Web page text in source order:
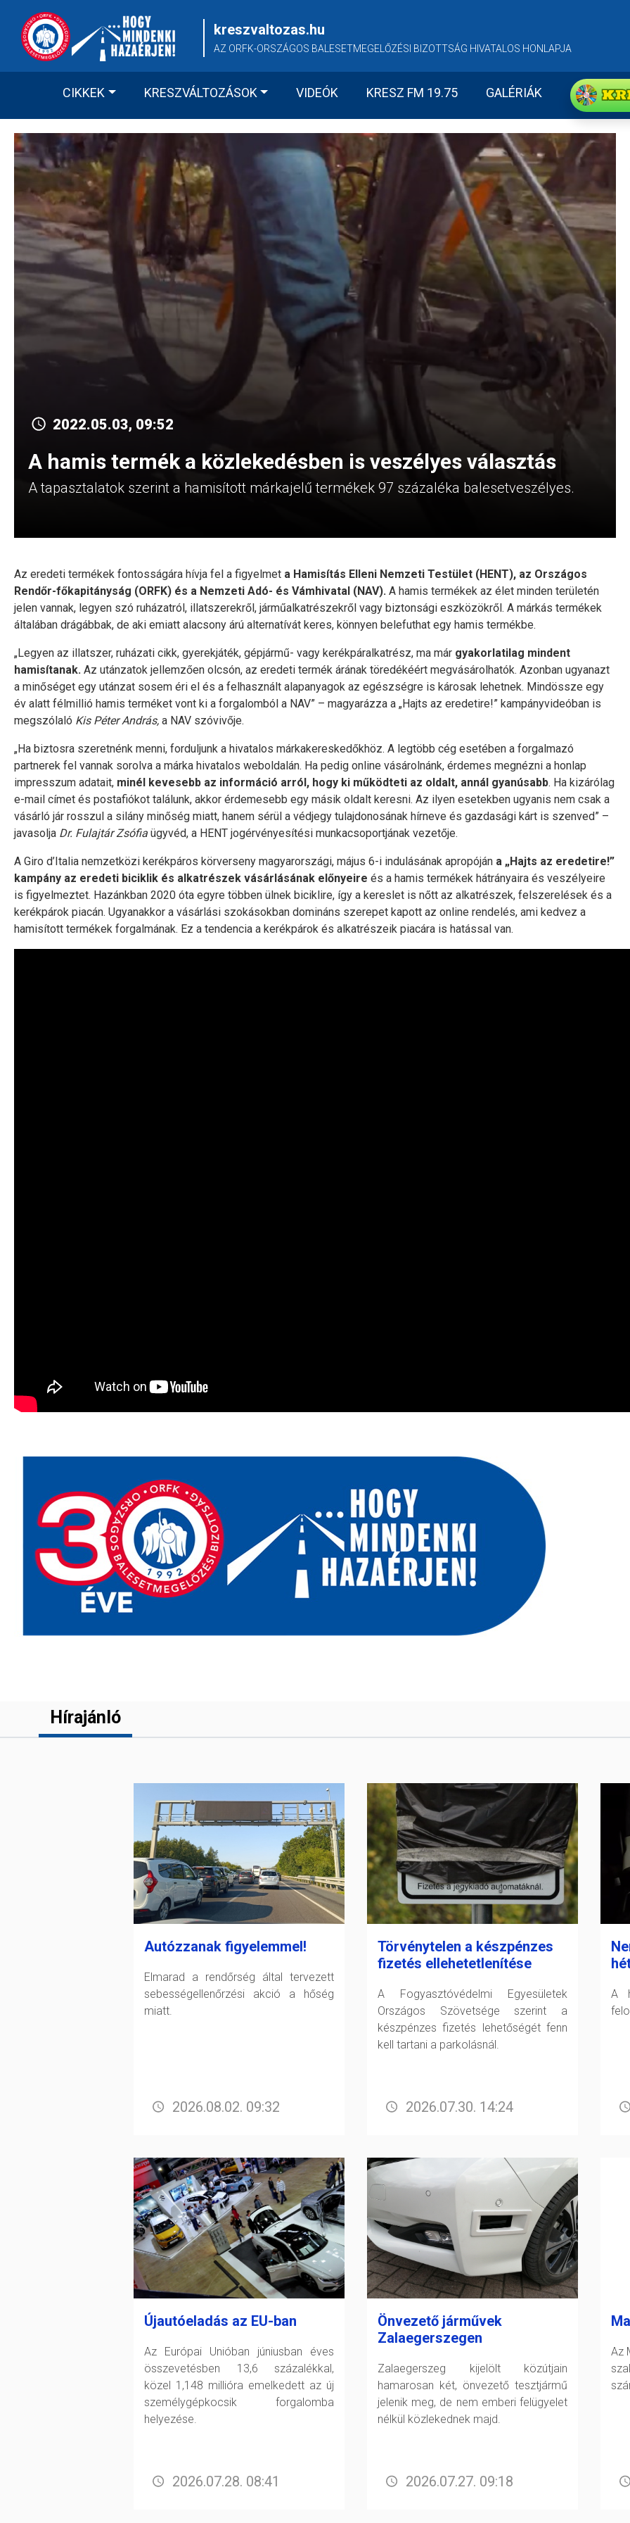
content
kreszvaltozas.hu
AZ ORFK-ORSZÁGOS BALESETMEGELŐZÉSI BIZOTTSÁG HIVATALOS HONLAPJA
CIKKEK KRESZVÁLTOZÁSOK VIDEÓK KRESZ FM 19.75 GALÉRIÁK
2022.05.03, 09:52
A hamis termék a közlekedésben is veszélyes választás
A tapasztalatok szerint a hamisított márkajelű termékek 97 százaléka balesetveszélyes.
Az eredeti termékek fontosságára hívja fel a figyelmet a Hamisítás Elleni Nemzeti Testület (HENT), az Országos
Rendőr-főkapitányság (ORFK) és a Nemzeti Adó- és Vámhivatal (NAV). A hamis termékek az élet minden területén
jelen vannak, legyen szó ruházatról, illatszerekről, járműalkatrészekről vagy biztonsági eszközökről. A márkás termékek
általában drágábbak, de aki emiatt alacsony árú alternatívát keres, könnyen belefuthat egy hamis termékbe.
„Legyen az illatszer, ruházati cikk, gyerekjáték, gépjármű- vagy kerékpáralkatrész, ma már gyakorlatilag mindent
hamisítanak. Az utánzatok jellemzően olcsón, az eredeti termék árának töredékéért megvásárolhatók. Azonban ugyanazt
a minőséget egy utánzat sosem éri el és a felhasznált alapanyagok az egészségre is károsak lehetnek. Mindössze egy
év alatt félmillió hamis terméket vont ki a forgalomból a NAV” – magyarázza a „Hajts az eredetire!” kampányvideóban is
megszólaló Kis Péter András, a NAV szóvivője.
„Ha biztosra szeretnénk menni, forduljunk a hivatalos márkakereskedőkhöz. A legtöbb cég esetében a forgalmazó
partnerek fel vannak sorolva a márka hivatalos weboldalán. Ha pedig online vásárolnánk, érdemes megnézni a honlap
impresszum adatait, minél kevesebb az információ arról, hogy ki működteti az oldalt, annál gyanúsabb. Ha kizárólag
e-mail címet és postafiókot találunk, akkor érdemesebb egy másik oldalt keresni. Az ilyen esetekben ugyanis nem csak a
vásárló jár rosszul a silány minőség miatt, hanem sérül a védjegy tulajdonosának hírneve és gazdasági kárt is szenved” –
javasolja Dr. Fulajtár Zsófia ügyvéd, a HENT jogérvényesítési munkacsoportjának vezetője.
A Giro d’Italia nemzetközi kerékpáros körverseny magyarországi, május 6-i indulásának apropóján a „Hajts az eredetire!”
kampány az eredeti biciklik és alkatrészek vásárlásának előnyeire és a hamis termékek hátrányaira és veszélyeire
is figyelmeztet. Hazánkban 2020 óta egyre többen ülnek biciklire, így a kereslet is nőtt az alkatrészek, felszerelések és a
kerékpárok piacán. Ugyanakkor a vásárlási szokásokban domináns szerepet kapott az online rendelés, ami kedvez a
hamisított termékek forgalmának. Ez a tendencia a kerékpárok és alkatrészeik piacára is hatással van.
Hírajánló
Autózzanak figyelemmel!
Elmarad a rendőrség által tervezett
sebességellenőrzési akció a hőség
miatt.
2026.08.02. 09:32
Törvénytelen a készpénzes
fizetés ellehetetlenítése
A Fogyasztóvédelmi Egyesületek
Országos Szövetsége szerint a
készpénzes fizetés lehetőségét fenn
kell tartani a parkolásnál.
2026.07.30. 14:24
A
Újautóeladás az EU-ban
Az Európai Unióban júniusban éves
összevetésben 13,6 százalékkal,
közel 1,148 millióra emelkedett az új
személygépkocsik forgalomba
helyezése.
2026.07.28. 08:41
Önvezető járművek
Zalaegerszegen
Zalaegerszeg kijelölt közútjain
hamarosan két, önvezető tesztjármű
jelenik meg, de nem emberi felügyelet
nélkül közlekednek majd.
2026.07.27. 09:18
Az